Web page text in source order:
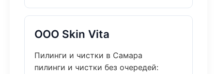
ООО Skin Vita
Пилинги и чистки в Самара
пилинги и чистки без очередей: